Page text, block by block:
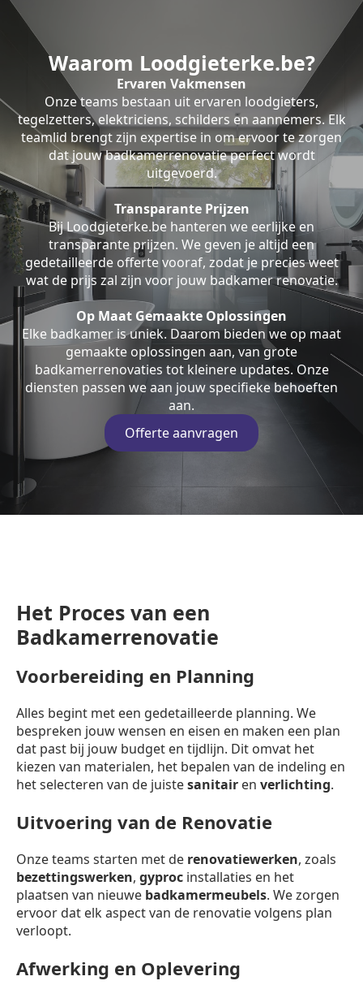
Waarom Loodgieterke.be?
Ervaren Vakmensen
Onze teams bestaan uit ervaren loodgieters,
tegelzetters, elektriciens, schilders en aannemers. Elk
teamlid brengt zijn expertise in om ervoor te zorgen
dat jouw badkamerrenovatie perfect wordt
uitgevoerd.
Transparante Prijzen
Bij Loodgieterke.be hanteren we eerlijke en
transparante prijzen. We geven je altijd een
gedetailleerde offerte vooraf, zodat je precies weet
wat de prijs zal zijn voor jouw badkamer renovatie.
Op Maat Gemaakte Oplossingen
Elke badkamer is uniek. Daarom bieden we op maat
gemaakte oplossingen aan, van grote
badkamerrenovaties tot kleinere updates. Onze
diensten passen we aan jouw specifieke behoeften
aan.
Offerte aanvragen
Het Proces van een
Badkamerrenovatie
Voorbereiding en Planning
Alles begint met een gedetailleerde planning. We
bespreken jouw wensen en eisen en maken een plan
dat past bij jouw budget en tijdlijn. Dit omvat het
kiezen van materialen, het bepalen van de indeling en
het selecteren van de juistesanitair en verlichting.
Uitvoering van de Renovatie
Onze teams starten met de renovatiewerken, zoals
bezettingswerken, gyproc installaties en het
plaatsen van nieuwe badkamermeubels. We zorgen
ervoor dat elk aspect van de renovatie volgens plan
verloopt.
Afwerking en Oplevering